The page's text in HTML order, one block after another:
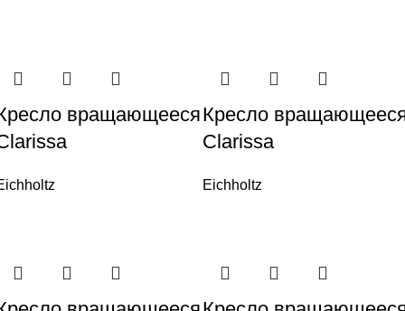
вращающеесяКресло
Clarissa
Eichholtz